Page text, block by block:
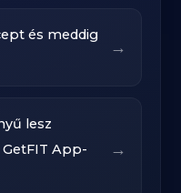
és meddig
→
lesz
App-
→